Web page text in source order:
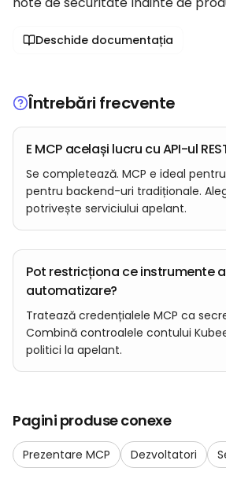
Deschide documentația
Întrebări frecvente
E MCP același lucru cu API-ul
Se completează. MCP e ideal pentru
pentru backend-uri tradiționale.
potrivește serviciului apelant.
Pot restricționa ce instrumente
automatizare?
Tratează credențialele MCP ca
Combină controalele contului
politici la apelant.
Pagini produse conexe
Prezentare MCP Dezvoltatori